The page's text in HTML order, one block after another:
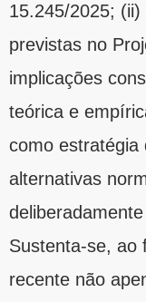
15.245/2025;
previstas no
implicações
teórica e
como estratégia
alternativas
Sustenta-se, ao
recente não